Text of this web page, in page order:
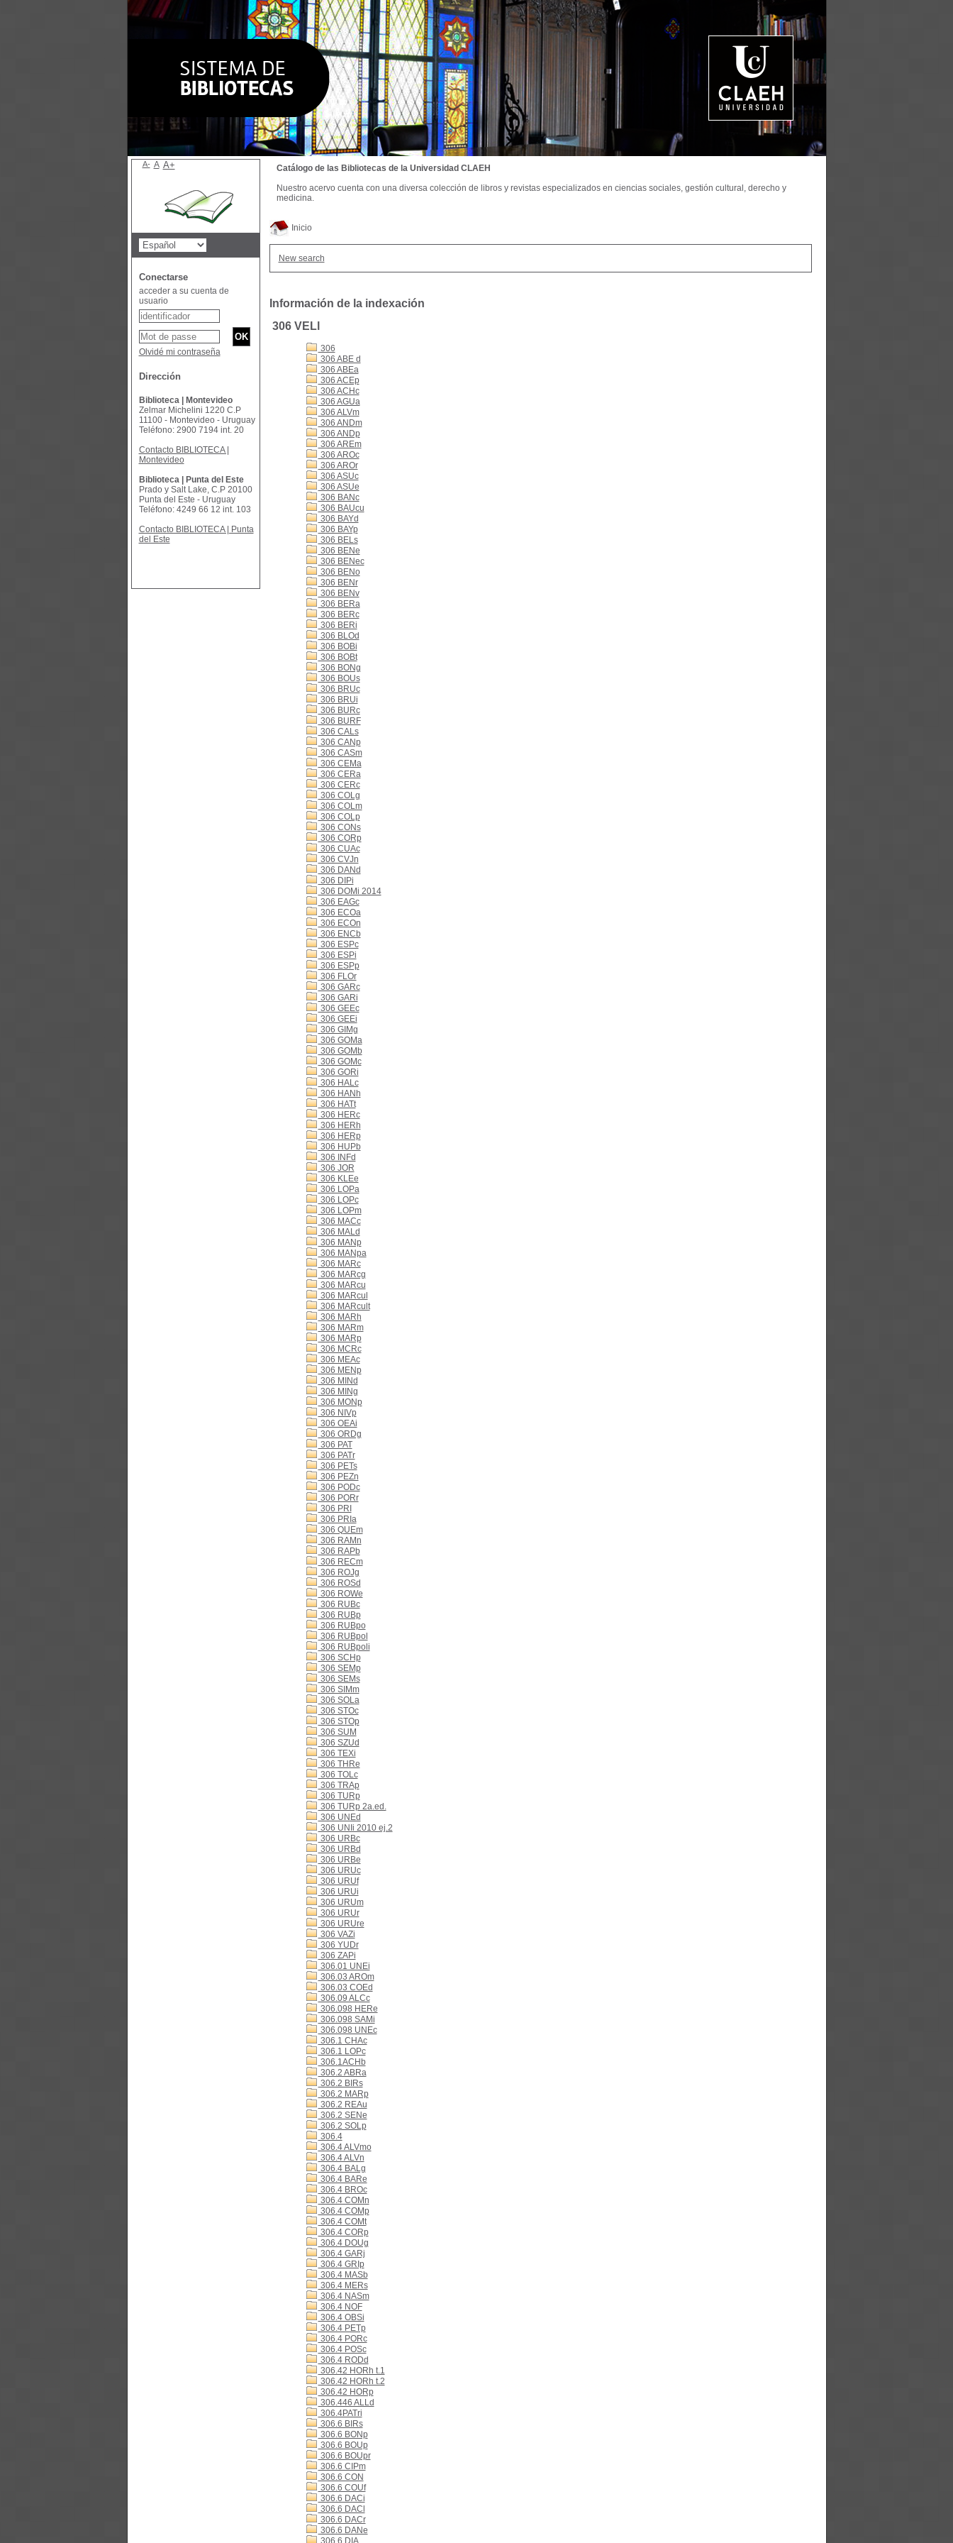
Inicio
New search
Información de la indexación
306 VELl
306
306 ABE d
306 ABEa
306 ACEp
306 ACHc
306 AGUa
306 ALVm
306 ANDm
306 ANDp
306 AREm
306 AROc
306 AROr
306 ASUc
306 ASUe
306 BANc
306 BAUcu
306 BAYd
306 BAYp
306 BELs
306 BENe
306 BENec
306 BENo
306 BENr
306 BENv
306 BERa
306 BERc
306 BERi
306 BLOd
306 BOBi
306 BOBt
306 BONg
306 BOUs
306 BRUc
306 BRUi
306 BURc
306 BURF
306 CALs
306 CANp
306 CASm
306 CEMa
306 CERa
306 CERc
306 COLg
306 COLm
306 COLp
306 CONs
306 CORp
306 CUAc
306 CVJn
306 DANd
306 DIPi
306 DOMi 2014
306 EAGc
306 ECOa
306 ECOn
306 ENCb
306 ESPc
306 ESPi
306 ESPp
306 FLOr
306 GARc
306 GARi
306 GEEc
306 GEEi
306 GIMg
306 GOMa
306 GOMb
306 GOMc
306 GORi
306 HALc
306 HANh
306 HATt
306 HERc
306 HERh
306 HERp
306 HUPb
306 INFd
306 JOR
306 KLEe
306 LOPa
306 LOPc
306 LOPm
306 MACc
306 MALd
306 MANp
306 MANpa
306 MARc
306 MARcg
306 MARcu
306 MARcul
306 MARcult
306 MARh
306 MARm
306 MARp
306 MCRc
306 MEAc
306 MENp
306 MINd
306 MINg
306 MONp
306 NIVp
306 OEAi
306 ORDg
306 PAT
306 PATr
306 PETs
306 PEZn
306 PODc
306 PORr
306 PRI
306 PRIa
306 QUEm
306 RAMn
306 RAPb
306 RECm
306 ROJg
306 ROSd
306 ROWe
306 RUBc
306 RUBp
306 RUBpo
306 RUBpol
306 RUBpoli
306 SCHp
306 SEMp
306 SEMs
306 SIMm
306 SOLa
306 STOc
306 STOp
306 SUM
306 SZUd
306 TEXi
306 THRe
306 TOLc
306 TRAp
306 TURp
306 TURp 2a.ed.
306 UNEd
306 UNIi 2010 ej.2
306 URBc
306 URBd
306 URBe
306 URUc
306 URUf
306 URUi
306 URUm
306 URUr
306 URUre
306 VAZi
306 YUDr
306 ZAPi
306.01 UNEi
306.03 AROm
306.03 COEd
306.09 ALCc
306.098 HERe
306.098 SAMi
306.098 UNEc
306.1 CHAc
306.1 LOPc
306.1ACHb
306.2 ABRa
306.2 BIRs
306.2 MARp
306.2 REAu
306.2 SENe
306.2 SOLp
306.4
306.4 ALVmo
306.4 ALVn
306.4 BALg
306.4 BARe
306.4 BROc
306.4 COMn
306.4 COMp
306.4 COMt
306.4 CORp
306.4 DOUg
306.4 GARj
306.4 GRIp
306.4 MASb
306.4 MERs
306.4 NASm
306.4 NOF
306.4 OBSi
306.4 PETp
306.4 PORc
306.4 POSc
306.4 RODd
306.42 HORh t.1
306.42 HORh t.2
306.42 HORp
306.446 ALLd
306.4PATri
306.6 BIRs
306.6 BONp
306.6 BOUp
306.6 BOUpr
306.6 CIPm
306.6 CON
306.6 COUf
306.6 DACi
306.6 DACl
306.6 DACr
306.6 DANe
306.6 DIA
Catálogo de las Bibliotecas de la Universidad CLAEH
Nuestro acervo cuenta con una diversa colección de libros y revistas especializados en ciencias sociales, gestión cultural, derecho y
medicina.
A- A A+
Conectarse
acceder a su cuenta de
usuario
Olvidé mi contraseña
Dirección
Biblioteca | Montevideo
Zelmar Michelini 1220 C.P
11100 - Montevideo - Uruguay
Teléfono: 2900 7194 int. 20
Contacto BIBLIOTECA |
Montevideo
Biblioteca | Punta del Este
Prado y Salt Lake, C.P 20100
Punta del Este - Uruguay
Teléfono: 4249 66 12 int. 103
Contacto BIBLIOTECA | Punta
del Este